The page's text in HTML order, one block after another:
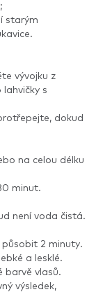
starým
vývojku z
s
dokud
na celou délku
minut.
není voda čistá.
2 minuty.
a lesklé.
barvě vlasů.
výsledek,